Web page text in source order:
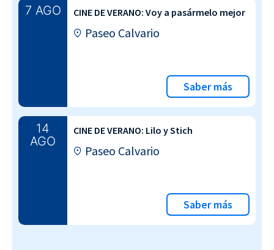
7 AGO CINE DE VERANO: Voy a pasármelo mejor
Paseo Calvario
Saber más
14
AGO
CINE DE VERANO: Lilo y Stich
Paseo Calvario
Saber más